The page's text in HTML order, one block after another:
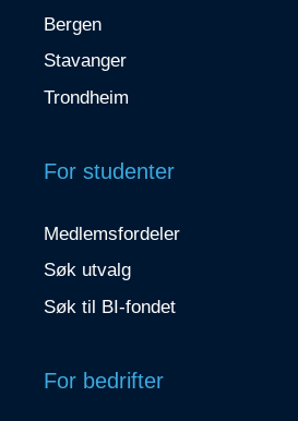
Bergen
Stavanger
Trondheim
For studenter
Medlemsfordeler
Søk utvalg
Søk til BI-fondet
For bedrifter